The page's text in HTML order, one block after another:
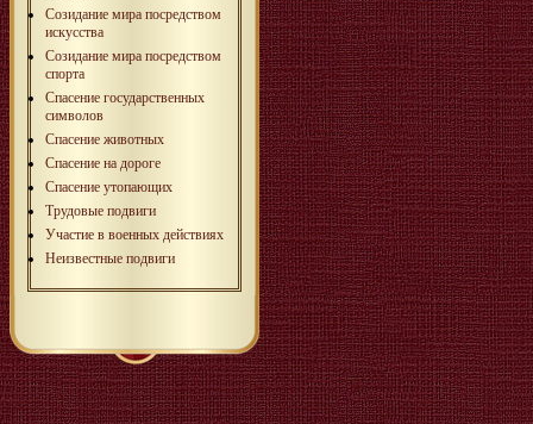
Созидание мира посредством
искусства
Созидание мира посредством
спорта
Спасение государственных
символов
Спасение животных
Спасение на дороге
Спасение утопающих
Трудовые подвиги
Участие в военных действиях
Неизвестные подвиги